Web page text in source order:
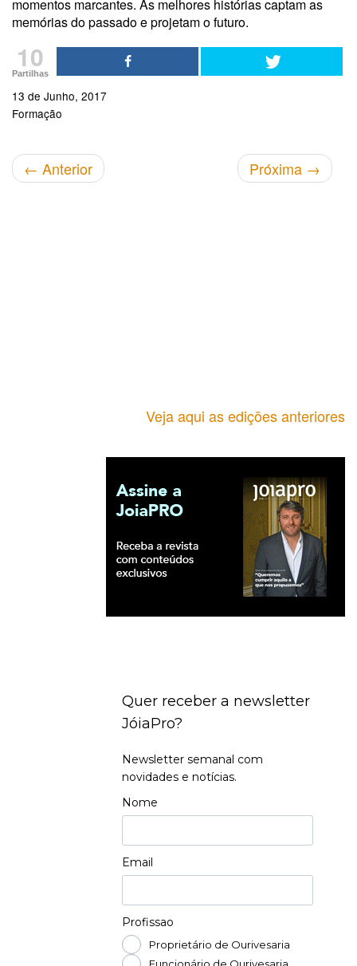
momentos marcantes. As melhores histórias captam as
memórias do passado e projetam o futuro.
10
Partilhas
13 de Junho, 2017
Formação
← Anterior Próxima →
Veja aqui as edições anteriores